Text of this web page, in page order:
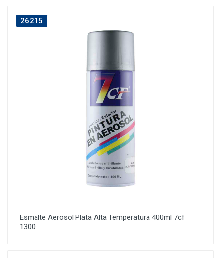
26215
Esmalte Aerosol Plata Alta Temperatura 400ml 7cf
1300